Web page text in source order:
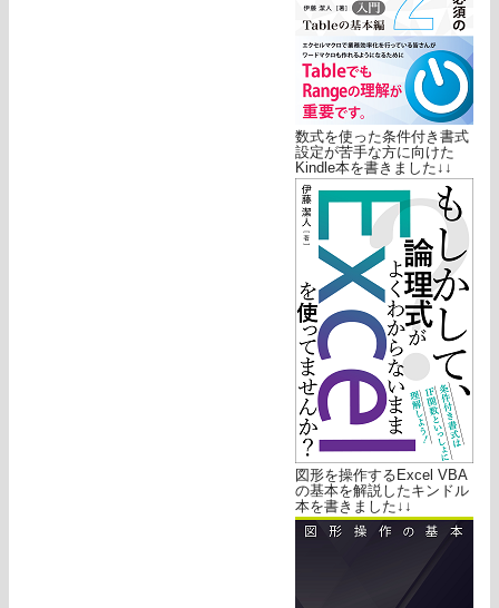
数式を使った条件付き書式
設定が苦手な方に向けた
Kindle本を書きました↓↓
図形を操作するExcel VBA
の基本を解説したキンドル
本を書きました↓↓